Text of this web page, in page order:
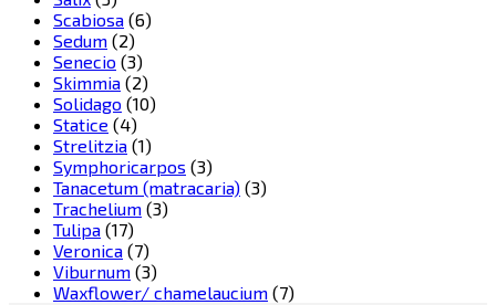
Scabiosa (6)
Sedum (2)
Senecio (3)
Skimmia (2)
Solidago (10)
Statice (4)
Strelitzia (1)
Symphoricarpos (3)
Tanacetum (matracaria) (3)
Trachelium (3)
Tulipa (17)
Veronica (7)
Viburnum (3)
Waxflower/ chamelaucium (7)